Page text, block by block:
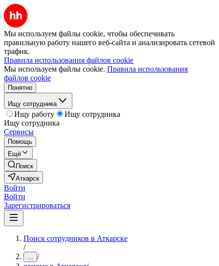
Мы используем файлы cookie, чтобы обеспечивать
правильную работу нашего веб-сайта и анализировать сетевой
трафик.
Правила использования файлов cookie
Мы используем файлы cookie. Правила использования
файлов cookie
Понятно
Ищу сотрудника
Ищу работу
Ищу сотрудника
Ищу сотрудника
Сервисы
Помощь
Ещё
Поиск
Аткарск
Войти
Войти
Зарегистрироваться
Поиск сотрудников в Аткарске
/
... /